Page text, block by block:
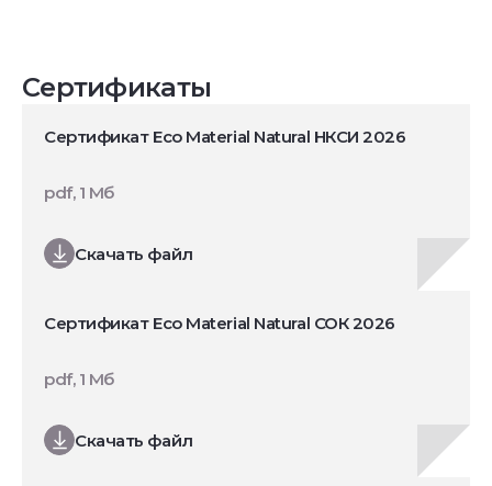
Сертификаты
Сертификат Eco Material Natural НКСИ 2026
Скачать файл
pdf, 1 Мб
Сертификат Eco Material Natural СОК 2026
Скачать файл
pdf, 1 Мб